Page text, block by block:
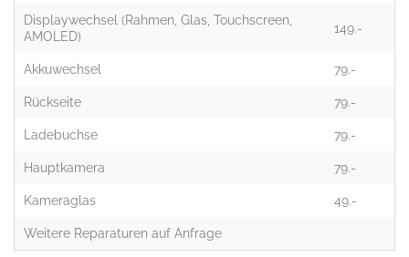
Displaywechsel (Rahmen, Glas, Touchscreen,
AMOLED)
149.-
Akkuwechsel 79.-
Rückseite 79.-
Ladebuchse 79.-
Hauptkamera 79.-
Kameraglas 49.-
Weitere Reparaturen auf Anfrage